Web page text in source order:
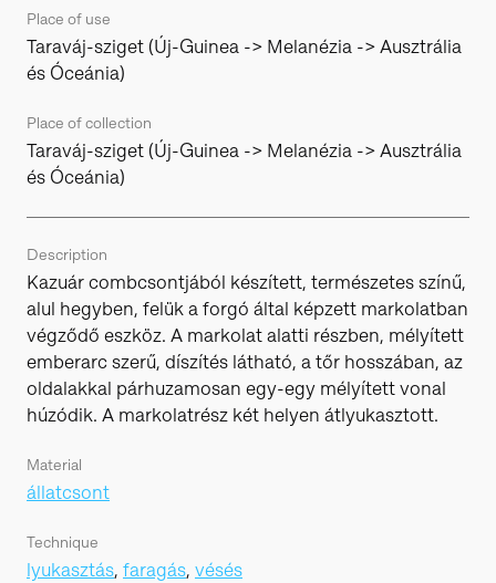
Place of use
Taraváj-sziget (Új-Guinea -> Melanézia -> Ausztrália
és Óceánia)
Place of collection
Taraváj-sziget (Új-Guinea -> Melanézia -> Ausztrália
és Óceánia)
Description
Kazuár combcsontjából készített, természetes színű,
alul hegyben, felük a forgó által képzett markolatban
végződő eszköz. A markolat alatti részben, mélyített
emberarc szerű, díszítés látható, a tőr hosszában, az
oldalakkal párhuzamosan egy-egy mélyített vonal
húzódik. A markolatrész két helyen átlyukasztott.
Material
állatcsont
Technique
lyukasztás, faragás, vésés